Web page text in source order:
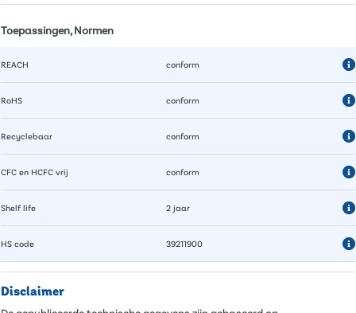
Toepassingen, Normen
REACH conform
RoHS conform
Recyclebaar conform
CFC en HCFC vrij conform
Shelf life 2 jaar
HS code 39211900
Disclaimer